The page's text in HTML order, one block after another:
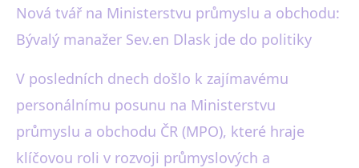
black-white.cz
Exmanažer Sev.en Dlask
nastupuje jako náměstek MPO
v oblasti energetiky
2. 1. 2026
Nová tvář na Ministerstvu průmyslu a obchodu:
Bývalý manažer Sev.en Dlask jde do politiky
V posledních dnech došlo k zajímavému
personálnímu posunu na Ministerstvu
průmyslu a obchodu ČR (MPO), které hraje
klíčovou roli v rozvoji průmyslových a